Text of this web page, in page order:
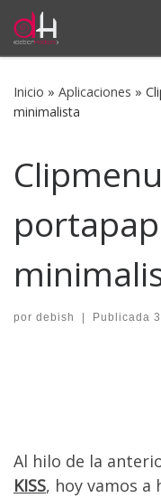
Saltar al contenido
Inicio » Aplicaciones »
minimalista
por debish | Publicada
Al hilo de la
KISS, hoy vamos a